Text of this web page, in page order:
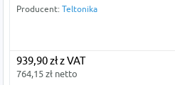
Producent: Teltonika
939,90 zł z VAT
764,15 zł netto